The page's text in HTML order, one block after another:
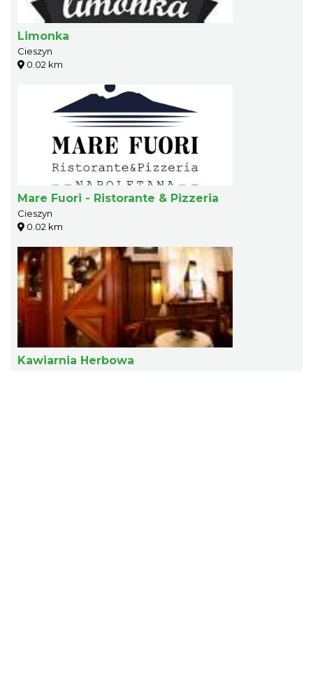
Limonka
Cieszyn
0.02 km
Mare Fuori - Ristorante & Pizzeria
Cieszyn
0.02 km
Kawiarnia Herbowa